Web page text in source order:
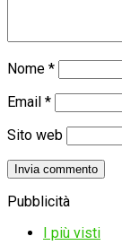
Nome *
Email *
Sito web
Pubblicità
I più visti